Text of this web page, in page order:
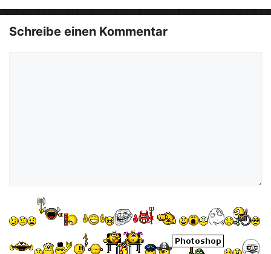
Schreibe einen Kommentar